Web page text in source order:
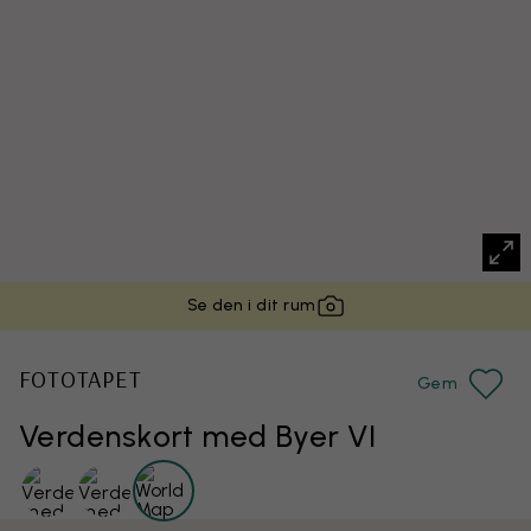
Se den i dit rum
Verdenskort med Byer VI
FOTOTAPET Gem